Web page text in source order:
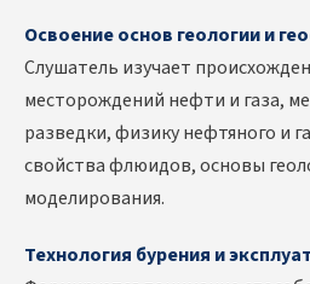
Освоение основ геологии и
Слушатель изучает
месторождений нефти и газа,
разведки, физику нефтяного и
свойства флюидов, основы
моделирования.
Технология бурения и